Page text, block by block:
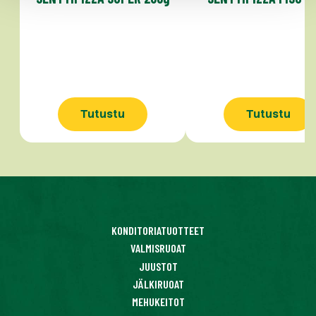
Tutustu Tutustu
KONDITORIATUOTTEET
VALMISRUOAT
JUUSTOT
JÄLKIRUOAT
MEHUKEITOT